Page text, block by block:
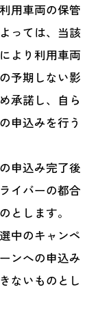
用車両の保管
っては、当該
より利用車両
予期しない影
承諾し、自ら
申込みを行う
申込み完了後
イバーの都合
とします。
中のキャンペ
ンへの申込み
ないものとし